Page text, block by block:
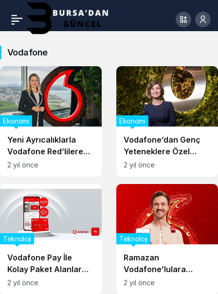
Vodafone
Yeni Ayrıcalıklarla
Vodafone Red’lilere
100 Milyon TL’yi Aşkın
Ekonomi
2 yıl önce
Vodafone’dan Genç
Yeteneklere Özel
Yurtdışı Deneyim
Ekonomi
2 yıl önce
Vodafone Pay İle
Kolay Paket Alanlar
Kazanıyor
Teknoloji
2 yıl önce
Ramazan
Vodafone’lulara
Bereketiyle Geliyor
Teknoloji
2 yıl önce